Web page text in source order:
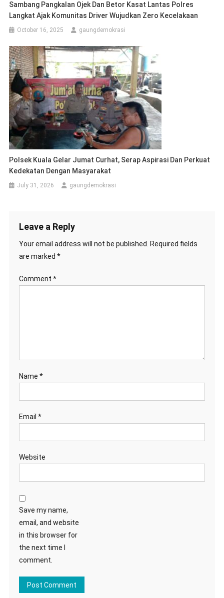
Sambang Pangkalan Ojek Dan Betor Kasat Lantas Polres
Langkat Ajak Komunitas Driver Wujudkan Zero Kecelakaan
October 16, 2025 gaungdemokrasi
Polsek Kuala Gelar Jumat Curhat, Serap Aspirasi Dan Perkuat
Kedekatan Dengan Masyarakat
July 31, 2026 gaungdemokrasi
Leave a Reply
Your email address will not be published.
Required fields
are marked *
Comment *
Name *
Email *
Website
Save my name,
email, and website
in this browser for
the next time I
comment.